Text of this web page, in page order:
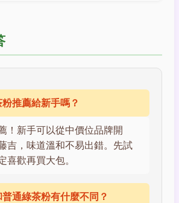
推薦給新手嗎？
！新手可以從中價位品牌開
吉，味道溫和不易出錯。先試
喜歡再買大包。
通綠茶粉有什麼不同？